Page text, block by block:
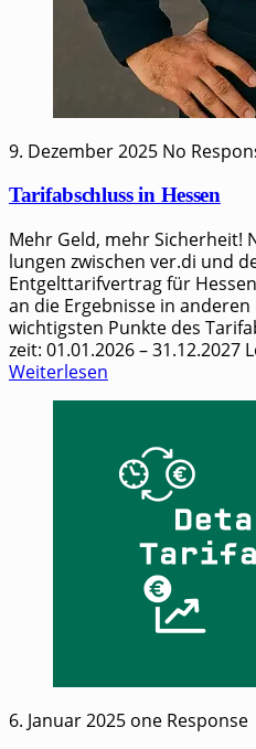
9. Dezember 2025 No
Tarifabschluss in Hessen
Mehr Geld, mehr Sicherheit!
lun­gen zwi­schen ver.di und
Ent­gelt­ta­rif­ver­trag für
an die Ergeb­nis­se in
wichtigsten Punkte des
zeit: 01.01.2026 – 31.12.2027
Weiterlesen
6. Januar 2025 one Response